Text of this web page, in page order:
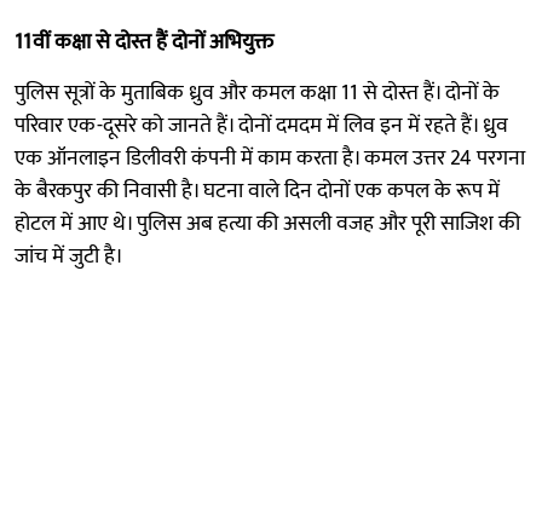
11वीं कक्षा से दोस्त हैं दोनों अभियुक्त
पुलिस सूत्रों के मुताबिक ध्रुव और कमल कक्षा 11 से दोस्त हैं। दोनों के
परिवार एक-दूसरे को जानते हैं। दोनों दमदम में लिव इन में रहते हैं। ध्रुव
एक ऑनलाइन डिलीवरी कंपनी में काम करता है। कमल उत्तर 24 परगना
के बैरकपुर की निवासी है। घटना वाले दिन दोनों एक कपल के रूप में
होटल में आए थे। पुलिस अब हत्या की असली वजह और पूरी साजिश की
जांच में जुटी है।